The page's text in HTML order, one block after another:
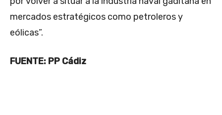
mercados estratégicos como petroleros y
eólicas”.
FUENTE: PP Cádiz